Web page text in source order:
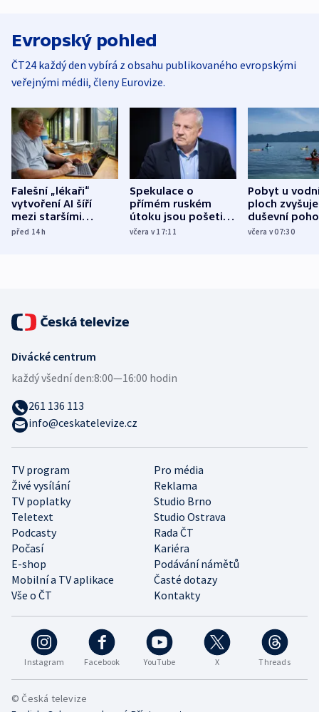
Evropský pohled
ČT24 každý den vybírá z obsahu publikovaného evropskými
veřejnými médii, členy Eurovize.
Falešní „lékaři“
vytvoření AI šíří
mezi staršími
Poláky nebezpečné
před 14h
Spekulace o
přímém ruském
útoku jsou pošetilé,
míní estonský
včera v 17:11
Pobyt u
ploch zvyšuje
duševní
ukázala
včera v 07:30
Instagram Facebook YouTube X Threads
TV program
Pro média
Živé vysílání
Reklama
TV poplatky
Studio Brno
Teletext
Studio Ostrava
Podcasty
Rada ČT
Počasí
Kariéra
E-shop
Podávání námětů
Mobilní a TV aplikace
Časté dotazy
Vše o ČT
Kontakty
Divácké centrum
každý všední den:8:00—16:00 hodin
261 136 113
info@ceskatelevize.cz
© Česká televize